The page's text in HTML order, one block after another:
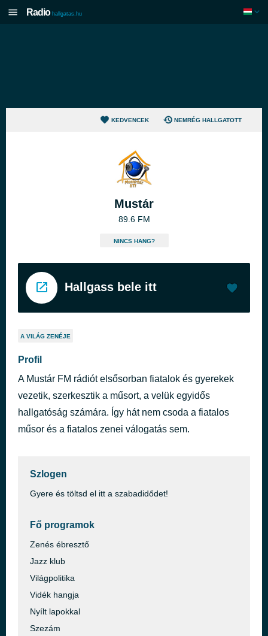
Radio hallgatas.hu
KEDVENCEK NEMRÉG HALLGATOTT
Mustár
89.6 FM
NINCS HANG?
Hallgass bele itt
A VILÁG ZENÉJE
Profil
A Mustár FM rádiót elsősorban fiatalok és gyerekek
vezetik, szerkesztik a műsort, a velük egyidős
hallgatóság számára. Így hát nem csoda a fiatalos
műsor és a fiatalos zenei válogatás sem.
Szlogen
Gyere és töltsd el itt a szabadidődet!
Fő programok
Zenés ébresztő
Jazz klub
Világpolitika
Vidék hangja
Nyílt lapokkal
Szezám